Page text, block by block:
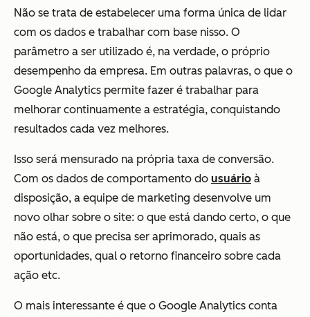
Não se trata de estabelecer uma forma única de lidar
com os dados e trabalhar com base nisso. O
parâmetro a ser utilizado é, na verdade, o próprio
desempenho da empresa. Em outras palavras, o que o
Google Analytics permite fazer é trabalhar para
melhorar continuamente a estratégia, conquistando
resultados cada vez melhores.
Isso será mensurado na própria taxa de conversão.
Com os dados de comportamento do usuário à
disposição, a equipe de marketing desenvolve um
novo olhar sobre o site: o que está dando certo, o que
não está, o que precisa ser aprimorado, quais as
oportunidades, qual o retorno financeiro sobre cada
ação etc.
O mais interessante é que o Google Analytics conta